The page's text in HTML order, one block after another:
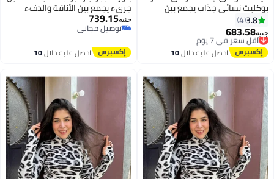
5
بوكليت نسائي جذاب يجمع بين
الرُقي والنعومة بأسلوب يخطف
الأنظار كود 4504
3.8
4
جنيه683.58
أقل سعر في 7 يوم
توصيل مجاني
أقل سعر في 7 يوماحصل عليه خلال10
اغسطس
جريء يجمع بين الأناقة والدفء
بلوزه بصباع تجمع بين الشياكه
والاناقه كود 4500
جنيه739.15
توصيل مجاني
توصيل مجاني
احصل عليه خلال10
اغسطس